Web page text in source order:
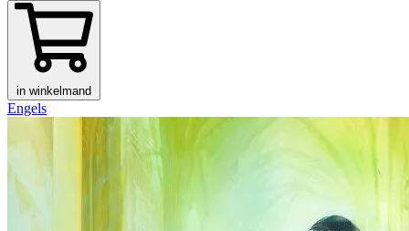
in winkelmand
Engels